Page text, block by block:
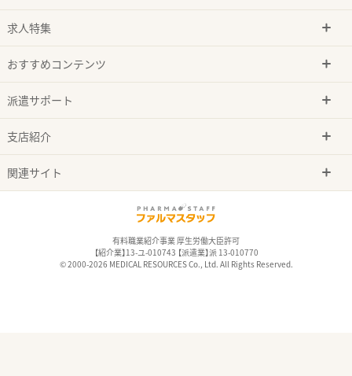
求人特集
おすすめコンテンツ
派遣サポート
支店紹介
関連サイト
有料職業紹介事業 厚生労働大臣許可
【紹介業】13-ユ-010743 【派遣業】派 13-010770
© 2000-2026 MEDICAL RESOURCES Co., Ltd. All Rights Reserved.